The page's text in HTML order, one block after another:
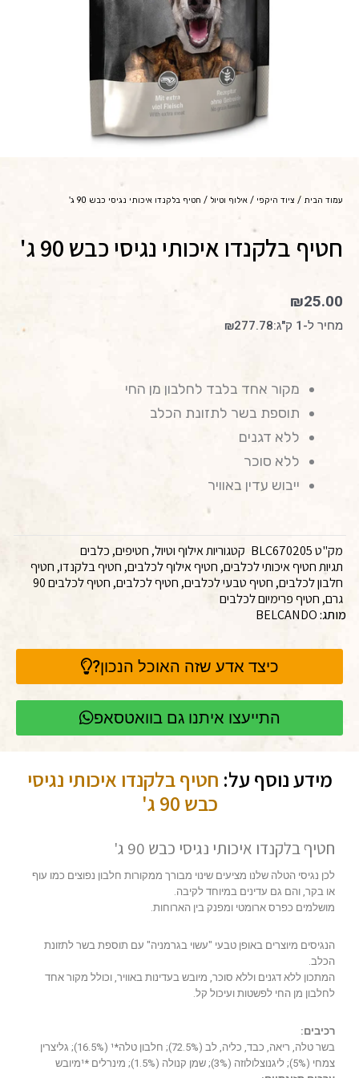
עמוד הבית / ציוד היקפי / אילוף וטיול / חטיף בלקנדו איכותי נגיסי כבש 90 ג'
חטיף בלקנדו איכותי נגיסי כבש 90 ג'
₪25.00
מחיר ל-1 ק"ג: ₪277.78
מקור אחד בלבד לחלבון מן החי
תוספת בשר לתזונת הכלב
ללא דגנים
ללא סוכר
ייבוש עדין באוויר
מק"טBLC670205 קטגוריותאילוף וטיול, חטיפים, כלבים
תגיותחטיף איכותי לכלבים, חטיף אילוף לכלבים, חטיף בלקנדו, חטיף
חלבון לכלבים, חטיף טבעי לכלבים, חטיף לכלבים,
חטיף לכלבים 90
גרם, חטיף פרימיום לכלבים
מותג:BELCANDO
כיצד אדע שזה האוכל הנכון?
התייעצו איתנו גם בוואטסאפ
מידע נוסף על: חטיף בלקנדו איכותי נגיסי
כבש 90 ג'
חטיף בלקנדו איכותי נגיסי כבש 90 ג'
לכן נגיסי הטלה שלנו מציעים שינוי מבורך ממקורות חלבון נפוצים כמו עוף
או בקר, והם גם עדינים במיוחד לקיבה.
מושלמים כפרס ארומטי ומפנק בין הארוחות.
הנגיסים מיוצרים באופן טבעי "עשוי בגרמניה" עם תוספת בשר לתזונת
הכלב.
המתכון ללא דגנים וללא סוכר, מיובש בעדינות באוויר, וכולל מקור אחד
לחלבון מן החי לפשטות ועיכול קל.
רכיבים:
בשר טלה, ריאה, כבד, כליה, לב (72.5%); חלבון טלה*¹ (16.5%); גליצרין
צמחי (5%); ליגנוצלולוזה (3%); שמן קנולה (1.5%); מינרלים *¹מיובש